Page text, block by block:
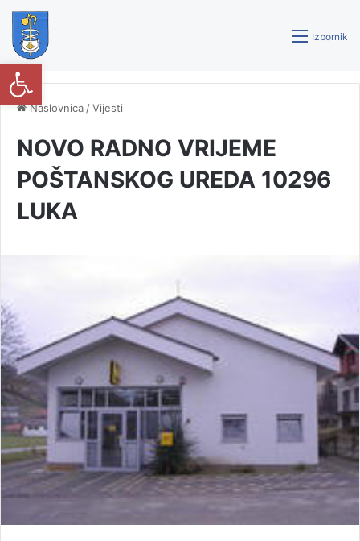
Izbornik
Naslovnica /Vijesti
NOVO RADNO VRIJEME
POŠTANSKOG UREDA 10296
LUKA
Open toolbar